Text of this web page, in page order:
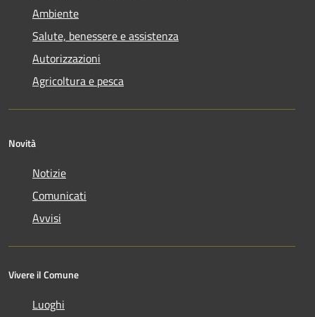
Ambiente
Salute, benessere e assistenza
Autorizzazioni
Agricoltura e pesca
Novità
Notizie
Comunicati
Avvisi
Vivere il Comune
Luoghi